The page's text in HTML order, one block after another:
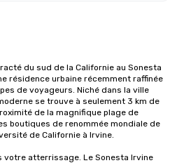
du sud de la Californie au Sonesta
résidence urbaine récemment raffinée
de voyageurs. Niché dans la ville
se trouve à seulement 3 km de
de la magnifique plage de
boutiques de renommée mondiale de
de Californie à Irvine.
votre atterrissage. Le Sonesta Irvine